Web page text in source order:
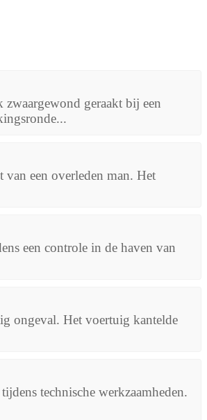
zwaargewond geraakt bij een
een overleden man. Het
een controle in de haven van
ongeval. Het voertuig kantelde
technische werkzaamheden.